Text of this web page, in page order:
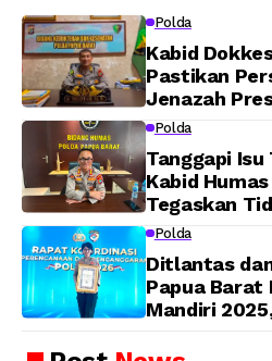
Polda
Kabid
Pastikan
Jenazah
Barat Yanto
Dijadwalkan
Polda
Tanggapi
Kabid
Tegaskan
bagi Oknum
Polda
Ditlantas
Papua Barat
Mandiri
Berintegritas